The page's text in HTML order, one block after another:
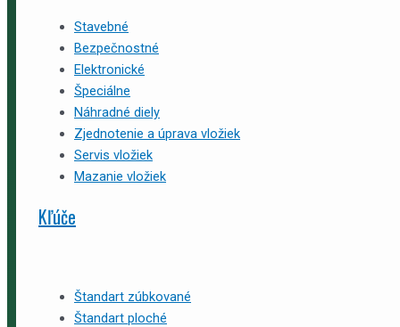
Stavebné
Bezpečnostné
Elektronické
Špeciálne
Náhradné diely
Zjednotenie a úprava vložiek
Servis vložiek
Mazanie vložiek
Kľúče
Štandart zúbkované
Štandart ploché